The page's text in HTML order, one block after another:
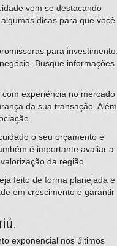
vem se destacando
dicas para que você
para investimento.
Busque informações
experiência no mercado
da sua transação. Além
o seu orçamento e
é importante avaliar a
da região.
feito de forma planejada e
em crescimento e garantir
exponencial nos últimos